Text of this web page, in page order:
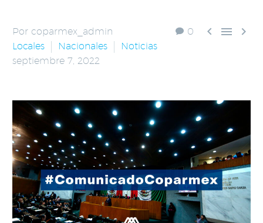
0   
Por coparmex_admin
Locales
Nacionales
Noticias
septiembre 7, 2022